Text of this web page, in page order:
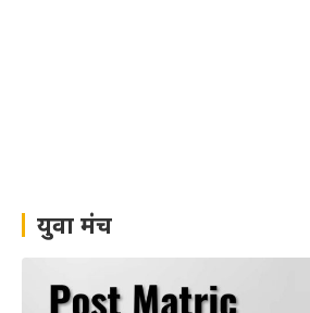
युवा मंच